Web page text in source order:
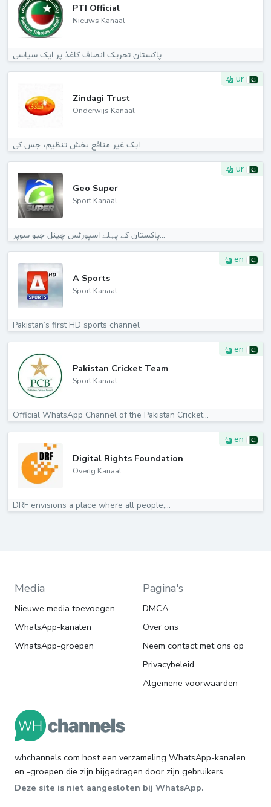
PTI Official
Nieuws Kanaal
پاکستان تحریک انصاف کاغذ پر ایک سیاسی...
ur
Zindagi Trust
Onderwijs Kanaal
ایک غیر منافع بخش تنظیم، جس کی...
ur
Geo Super
Sport Kanaal
پاکستان کے پہلے اسپورٹس چینل جیو سوپر...
en
A Sports
Sport Kanaal
Pakistan’s first HD sports channel
en
Pakistan Cricket Team
Sport Kanaal
Official WhatsApp Channel of the Pakistan Cricket...
en
Digital Rights Foundation
Overig Kanaal
DRF envisions a place where all people,...
Media
Nieuwe media toevoegen
WhatsApp-kanalen
WhatsApp-groepen
Pagina's
DMCA
Over ons
Neem contact met ons op
Privacybeleid
Algemene voorwaarden
whchannels.com host een verzameling WhatsApp-kanalen
en -groepen die zijn bijgedragen door zijn gebruikers.
Deze site is niet aangesloten bij WhatsApp.